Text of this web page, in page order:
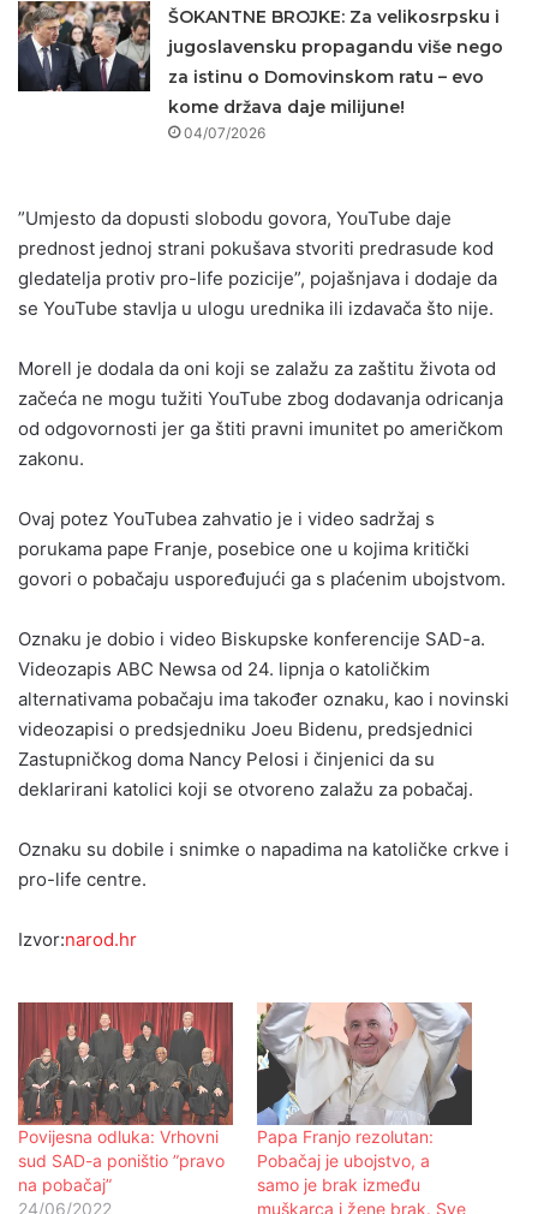
ŠOKANTNE BROJKE: Za velikosrpsku i
jugoslavensku propagandu više nego
za istinu o Domovinskom ratu – evo
kome država daje milijune!
04/07/2026
”Umjesto da dopusti slobodu govora, YouTube daje
prednost jednoj strani pokušava stvoriti predrasude kod
gledatelja protiv pro-life pozicije”, pojašnjava i dodaje da
se YouTube stavlja u ulogu urednika ili izdavača što nije.
Morell je dodala da oni koji se zalažu za zaštitu života od
začeća ne mogu tužiti YouTube zbog dodavanja odricanja
od odgovornosti jer ga štiti pravni imunitet po američkom
zakonu.
Ovaj potez YouTubea zahvatio je i video sadržaj s
porukama pape Franje, posebice one u kojima kritički
govori o pobačaju uspoređujući ga s plaćenim ubojstvom.
Oznaku je dobio i video Biskupske konferencije SAD-a.
Videozapis ABC Newsa od 24. lipnja o katoličkim
alternativama pobačaju ima također oznaku, kao i novinski
videozapisi o predsjedniku Joeu Bidenu, predsjednici
Zastupničkog doma Nancy Pelosi i činjenici da su
deklarirani katolici koji se otvoreno zalažu za pobačaj.
Oznaku su dobile i snimke o napadima na katoličke crkve i
pro-life centre.
Izvor:narod.hr
Povijesna odluka: Vrhovni
sud SAD-a poništio ”pravo
na pobačaj”
24/06/2022
Papa Franjo rezolutan:
Pobačaj je ubojstvo, a
samo je brak između
muškarca i žene brak. Sve